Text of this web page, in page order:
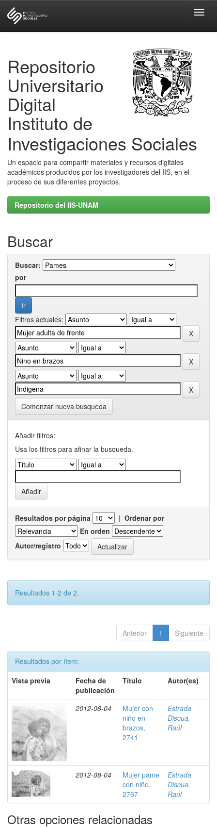
Repositorio
Universitario
Digital
Instituto de
Investigaciones Sociales
Un espacio para compartir materiales y recursos digitales
académicos producidos por los investigadores del IIS, en el
proceso de sus diferentes proyectos.
Repositorio del IIS-UNAM
Buscar
Buscar:
por
Filtros actuales:
Comenzar nueva busqueda
Añadir filtros:
Usa los filtros para afinar la busqueda.
Resultados por página | Ordenar por
En orden
Autor/registro
Resultados 1-2 de 2.
Anterior 1 Siguiente
Resultados por ítem:
Vista previa
Fecha de
publicación
Título Autor(es)
2012-08-04
Mujer con
niño en
brazos,
2741
Estrada
Discua,
Raúl
2012-08-04
Mujer pame
con niño,
2767
Estrada
Discua,
Raúl
Otras opciones relacionadas